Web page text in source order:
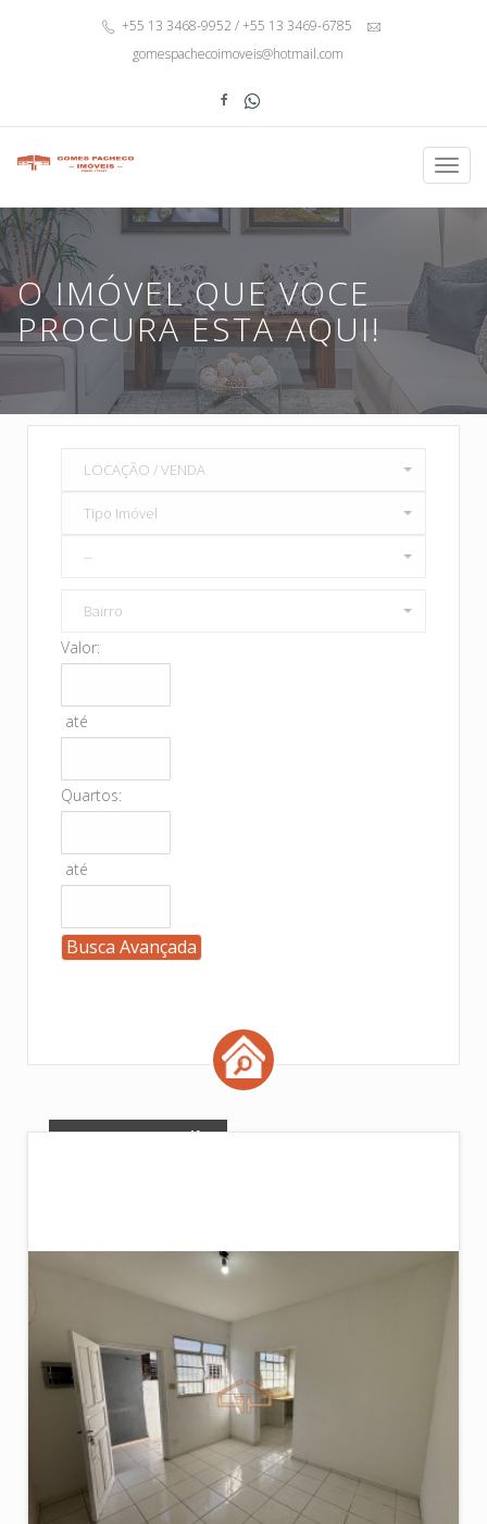
+55 13 3468-9952 / +55 13 3469-6785
gomespachecoimoveis@hotmail.com
O IMÓVEL QUE VOCE
PROCURA ESTA AQUI!
LOCAÇÃO / VENDA
Tipo Imóvel
--
Bairro
Valor:
até
Quartos:
até
Busca Avançada
Ordem por ficha